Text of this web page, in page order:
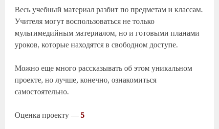
Весь учебный материал разбит по предметам и классам.
Учителя могут воспользоваться не только
мультимедийным материалом, но и готовыми планами
уроков, которые находятся в свободном доступе.
Можно еще много рассказывать об этом уникальном
проекте, но лучше, конечно, ознакомиться
самостоятельно.
Оценка проекту —5